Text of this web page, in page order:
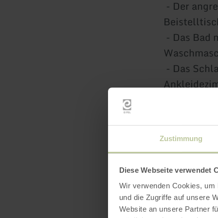
Zustimmung
Diese Webseite verwendet
Wir verwenden Cookies,
und die Zugriffe auf unsere
Website an unsere Partner
- Der
- Das Bad
- Das
- Zwei
-
Herzlich
sollten Sie
gerne an.